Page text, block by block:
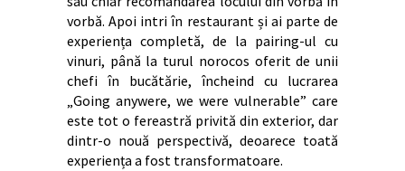
vorbă. Apoi intri în restaurant și ai parte de
experiența completă, de la pairing-ul cu
vinuri, până la turul norocos oferit de unii
chefi în bucătărie, încheind cu lucrarea
„Going anywere, we were vulnerable” care
este tot o fereastră privită din exterior, dar
dintr-o nouă perspectivă, deoarece toată
experiența a fost transformatoare.